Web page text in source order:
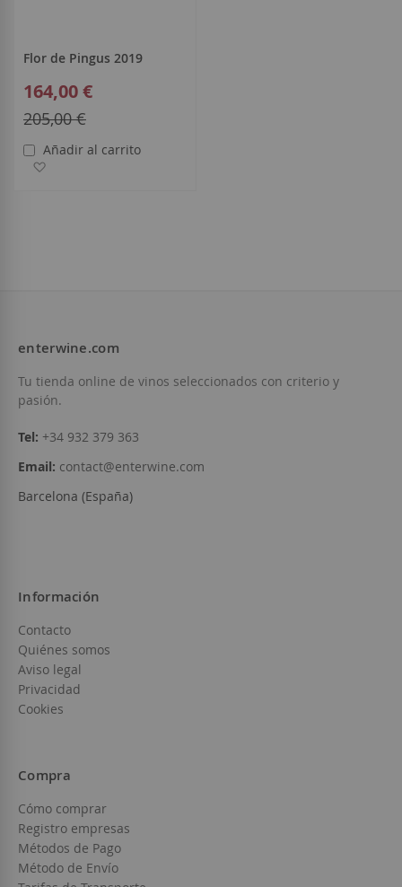
Flor de Pingus 2019
Special
Price
164,00 €
Regular
205,00 €
Añadir al carrito
enterwine.com
Tu tienda online de vinos seleccionados con criterio y
pasión.
Tel: +34 932 379 363
Email: contact@enterwine.com
Barcelona (España)
Información
Contacto
Quiénes somos
Aviso legal
Privacidad
Cookies
Compra
Cómo comprar
Registro empresas
Métodos de Pago
Método de Envío